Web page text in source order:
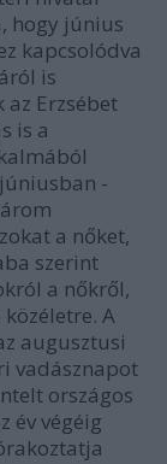
hogy június
kapcsolódva
is
az Erzsébet
is a
-
a nőket,
szerint
a nőkről,
A
augusztusi
vadásznapot
országos
év végéig